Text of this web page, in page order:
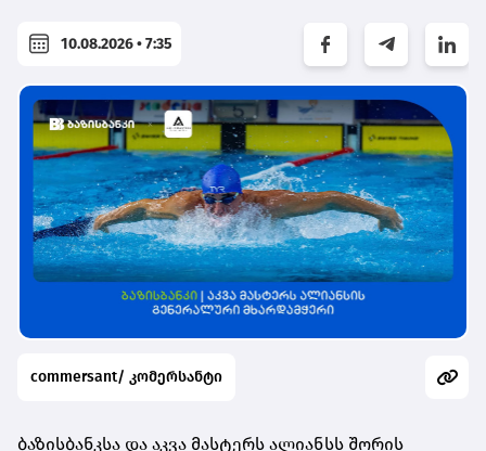
10.08.2026 • 7:35
commersant/ კომერსანტი
ბაზისბანკსა და აკვა მასტერს ალიანსს შორის